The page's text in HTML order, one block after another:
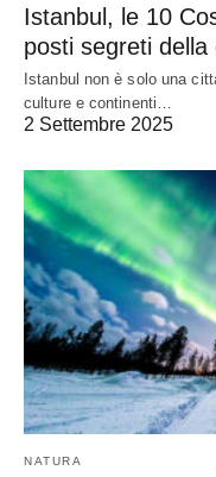
Istanbul, le 10
posti segreti
Istanbul non è solo una
culture e continenti…
2 Settembre 2025
NATURA